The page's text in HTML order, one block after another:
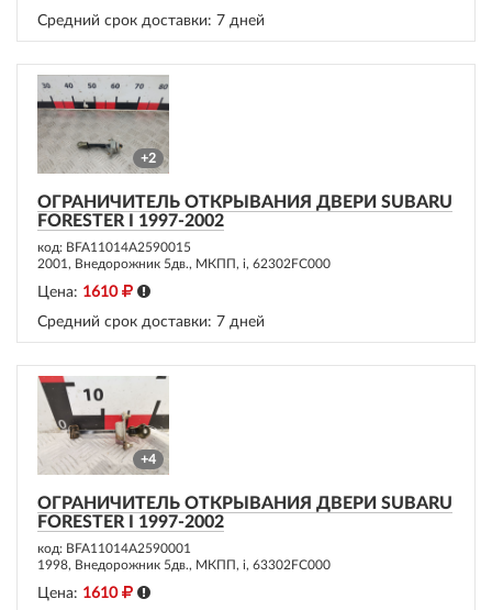
Средний срок доставки: 7 дней
+2
ОГРАНИЧИТЕЛЬ ОТКРЫВАНИЯ ДВЕРИ SUBARU
FORESTER I 1997-2002
код: BFA11014A2590015
2001, Внедорожник 5дв., МКПП, i, 62302FC000
Цена: 1610
Средний срок доставки: 7 дней
+4
ОГРАНИЧИТЕЛЬ ОТКРЫВАНИЯ ДВЕРИ SUBARU
FORESTER I 1997-2002
код: BFA11014A2590001
1998, Внедорожник 5дв., МКПП, i, 63302FC000
Цена: 1610